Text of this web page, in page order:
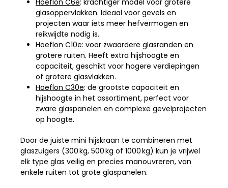
glasoppervlakken. Ideaal voor gevels en
projecten waar iets meer hefvermogen en
reikwijdte nodig is.
Hoeflon C10e: voor zwaardere glasranden en
grotere ruiten. Heeft extra hijshoogte en
capaciteit, geschikt voor hogere verdiepingen
of grotere glasvlakken.
Hoeflon C30e: de grootste capaciteit en
hijshoogte in het assortiment, perfect voor
zware glaspanelen en complexe gevelprojecten
op hoogte.
Door de juiste mini hijskraan te combineren met
glaszuigers (300 kg, 500 kg of 1000 kg) kun je vrijwel
elk type glas veilig en precies manouvreren, van
enkele ruiten tot grote glaspanelen.